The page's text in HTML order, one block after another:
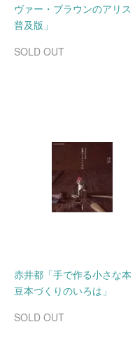
ヴァー・ブラウンのアリス
普及版」
SOLD OUT
赤井都「手で作る小さな本
豆本づくりのいろは」
SOLD OUT